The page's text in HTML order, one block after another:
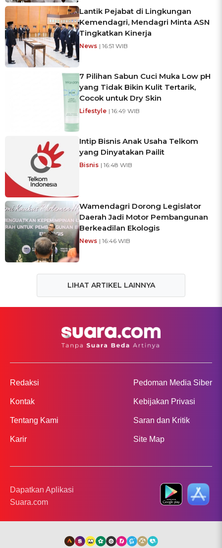
Lantik Pejabat di Lingkungan
Kemendagri, Mendagri Minta ASN
Tingkatkan Kinerja
News | 16:51 WIB
7 Pilihan Sabun Cuci Muka Low pH
yang Tidak Bikin Kulit Tertarik,
Cocok untuk Dry Skin
Lifestyle | 16:49 WIB
Intip Bisnis Anak Usaha Telkom
yang Dinyatakan Pailit
Bisnis | 16:48 WIB
Wamendagri Dorong Legislator
Daerah Jadi Motor Pembangunan
Berkeadilan Ekologis
News | 16:46 WIB
LIHAT ARTIKEL LAINNYA
Redaksi
Kontak
Tentang Kami
Karir
Pedoman Media Siber
Kebijakan Privasi
Saran dan Kritik
Site Map
Dapatkan Aplikasi
Suara.com